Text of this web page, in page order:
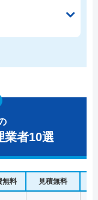
業者10選
無料 見積無料